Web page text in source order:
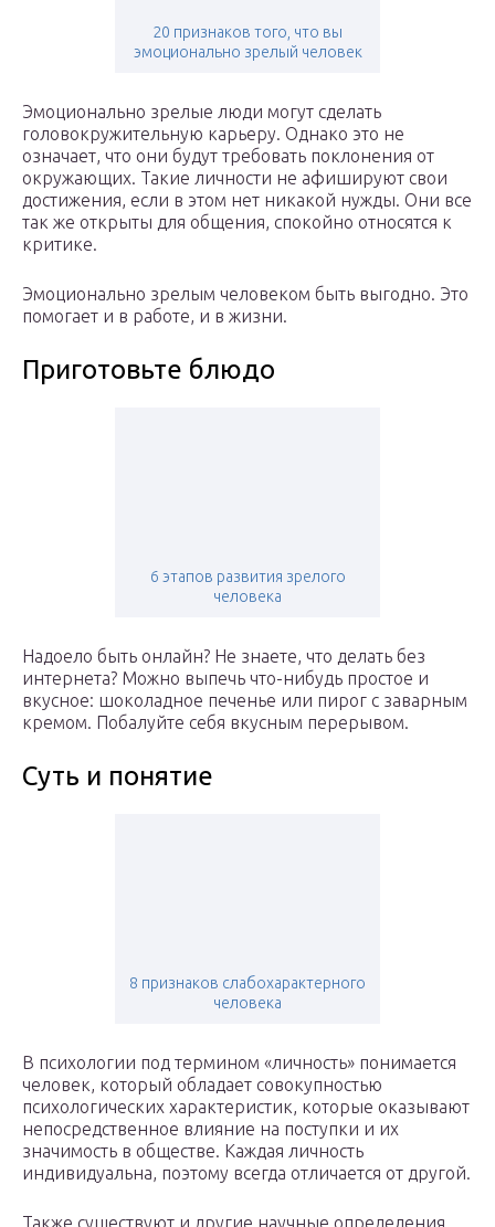
20 признаков того, что вы
эмоционально зрелый человек
Эмоционально зрелые люди могут сделать
головокружительную карьеру. Однако это не
означает, что они будут требовать поклонения от
окружающих. Такие личности не афишируют свои
достижения, если в этом нет никакой нужды. Они все
так же открыты для общения, спокойно относятся к
критике.
Эмоционально зрелым человеком быть выгодно. Это
помогает и в работе, и в жизни.
Приготовьте блюдо
6 этапов развития зрелого
человека
Надоело быть онлайн? Не знаете, что делать без
интернета? Можно выпечь что-нибудь простое и
вкусное: шоколадное печенье или пирог с заварным
кремом. Побалуйте себя вкусным перерывом.
Суть и понятие
8 признаков слабохарактерного
человека
В психологии под термином «личность» понимается
человек, который обладает совокупностью
психологических характеристик, которые оказывают
непосредственное влияние на поступки и их
значимость в обществе. Каждая личность
индивидуальна, поэтому всегда отличается от другой.
Также существуют и другие научные определения